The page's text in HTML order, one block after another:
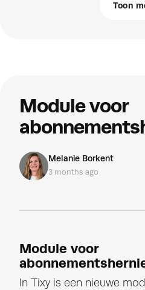
Toon
Module voor
Melanie Borkent
3 months ago
Module voor
In Tixy is een nieuwe